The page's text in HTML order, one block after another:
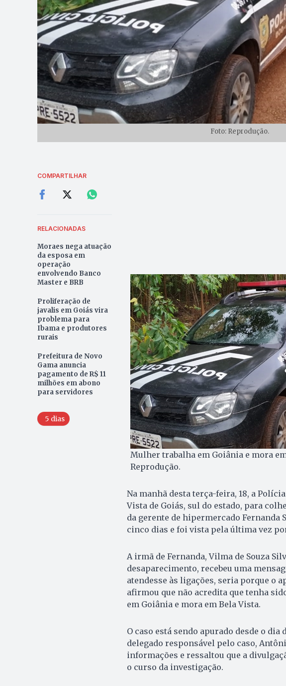
Foto: Reprodução.
COMPARTILHAR
RELACIONADAS
Moraes nega atuação
da esposa em
operação
envolvendo Banco
Master e BRB
Proliferação de
javalis em Goiás vira
problema para
Ibama e produtores
rurais
Prefeitura de Novo
Gama anuncia
pagamento de R$ 11
milhões em abono
para servidores
5 dias
Mulher trabalha em Goiânia e mora
Reprodução.
Na manhã desta terça-feira, 18, a
Vista de Goiás, sul do estado, para
da gerente de hipermercado Fernanda
cinco dias e foi vista pela última vez
A irmã de Fernanda, Vilma de Souza
desaparecimento, recebeu uma
atendesse às ligações, seria porque o
afirmou que não acredita que tenha
em Goiânia e mora em Bela Vista.
O caso está sendo apurado desde o
delegado responsável pelo caso,
informações e ressaltou que a
o curso da investigação.